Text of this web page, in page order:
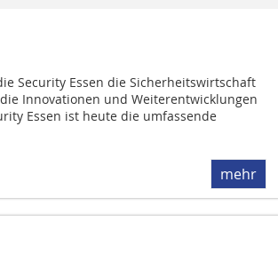
Security Essen die Sicherheitswirtschaft
Innovationen und Weiterentwicklungen
Essen ist heute die umfassende
mehr